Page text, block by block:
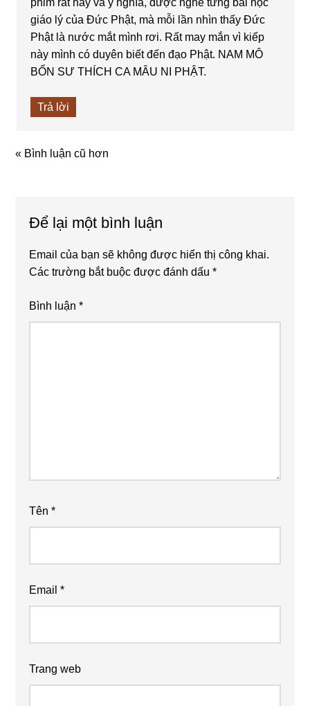
phim rất hay và ý nghĩa, được nghe từng bài học
giáo lý của Đức Phật, mà mỗi lần nhìn thấy Đức
Phật là nước mắt mình rơi. Rất may mắn vì kiếp
này mình có duyên biết đến đạo Phật. NAM MÔ
BỔN SƯ THÍCH CA MÂU NI PHẬT.
Trả lời
« Bình luận cũ hơn
Để lại một bình luận
Email của bạn sẽ không được hiển thị công khai.
Các trường bắt buộc được đánh dấu*
Bình luận*
Tên*
Email*
Trang web